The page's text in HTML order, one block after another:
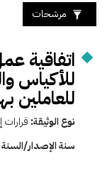
مرشحات
اتفاقية
للأكياس
للعاملين
نوع الوثيقة: قرارات
سنة الإصدار/